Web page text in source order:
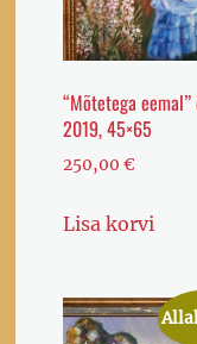
“Mõtetega
2019, 45×65
250,00€
Lisa korvi